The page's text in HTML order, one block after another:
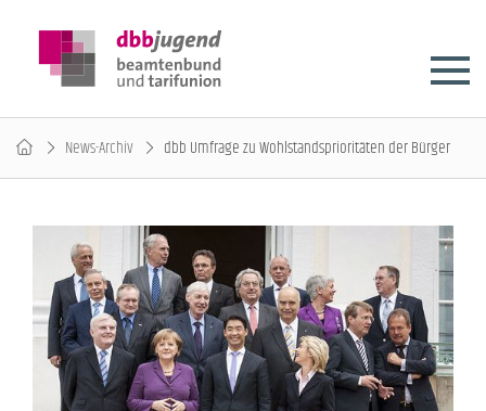
News-Archiv dbb Umfrage zu Wohlstandsprioritäten der Bürger